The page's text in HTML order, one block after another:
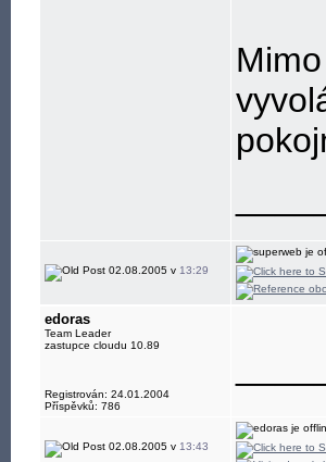
02.08.2005 v 13:29
edoras
Team Leader
zastupce cloudu 10.89
Registrován: 24.01.2004
Příspěvků: 786
02.08.2005 v 13:43